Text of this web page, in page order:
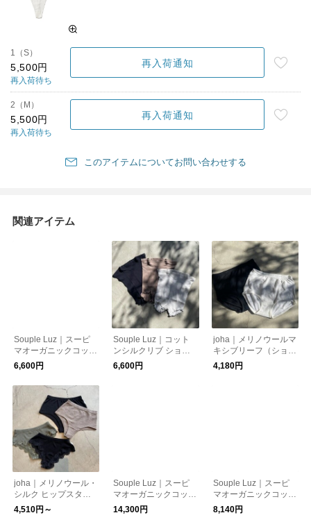
1（S）
5,500円
再入荷待ち
再入荷通知
2（M）
5,500円
再入荷待ち
再入荷通知
このアイテムについてお問い合わせする
関連アイテム
Souple Luz｜スーピ
マオーガニックコット
ン Wストラップショ
ーツ
6,600円
Souple Luz｜コット
ンシルクリブ ショー
ツ
6,600円
joha｜メリノウールマ
キシブリーフ（ショー
ツ）
4,180円
joha｜メリノウール・
シルク ヒップスター
（ショーツ）
4,510円～
Souple Luz｜スーピ
マオーガニックコット
ン ブラパットキャミ
ソール （カップ付き
14,300円
Souple Luz｜スーピ
マオーガニックコット
ン ストラップキャミ
ソール
8,140円